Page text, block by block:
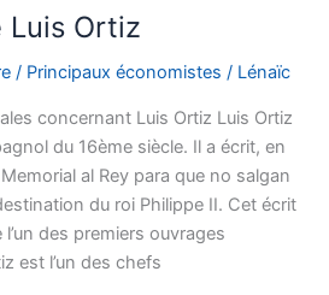
Luis Ortiz
/ Principaux économistes / Lénaïc
concernant Luis Ortiz Luis Ortiz
du 16ème siècle. Il a écrit, en
al Rey para que no salgan
du roi Philippe II. Cet écrit
des premiers ouvrages
est l’un des chefs